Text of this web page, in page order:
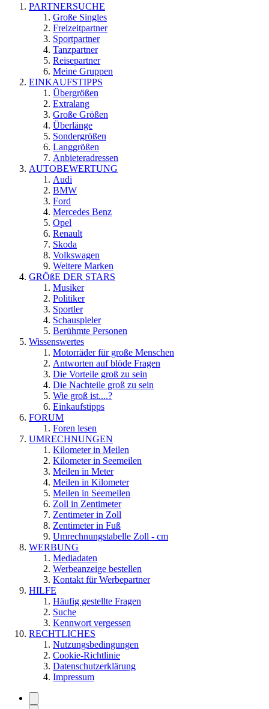
PARTNERSUCHE
Große Singles
Freizeitpartner
Sportpartner
Tanzpartner
Reisepartner
Meine Gruppen
EINKAUFSTIPPS
Übergrößen
Extralang
Große Größen
Überlänge
Sondergrößen
Langgrößen
Anbieteradressen
AUTOBEWERTUNG
Audi
BMW
Ford
Mercedes Benz
Opel
Renault
Skoda
Volkswagen
Weitere Marken
GRÖßE DER STARS
Musiker
Politiker
Sportler
Schauspieler
Berühmte Personen
Wissenswertes
Motorräder für große Menschen
Antworten auf blöde Fragen
Die Vorteile groß zu sein
Die Nachteile groß zu sein
Wie groß ist....?
Einkaufstipps
FORUM
Foren lesen
UMRECHNUNGEN
Kilometer in Meilen
Kilometer in Seemeilen
Meilen in Meter
Meilen in Kilometer
Meilen in Seemeilen
Zoll in Zentimeter
Zentimeter in Zoll
Zentimeter in Fuß
Umrechnungstabelle Zoll - cm
WERBUNG
Mediadaten
Werbeanzeige bestellen
Kontakt für Werbepartner
HILFE
Häufig gestellte Fragen
Suche
Kennwort vergessen
RECHTLICHES
Nutzungsbedingungen
Cookie-Richtlinie
Datenschutzerklärung
Impressum